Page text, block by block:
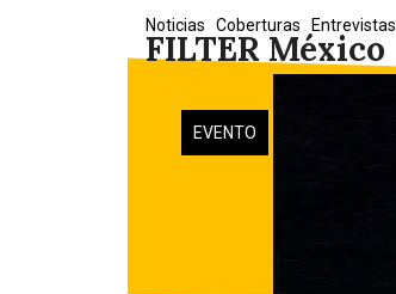
FILTER México
Noticias Coberturas Entrevistas
EVENTO